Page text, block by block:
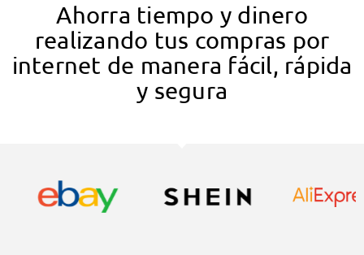
Ahorra tiempo y dinero
realizando tus compras por
internet de manera fácil, rápida
y segura